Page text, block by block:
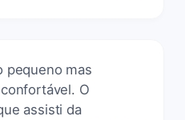
pequeno mas
O
assisti da